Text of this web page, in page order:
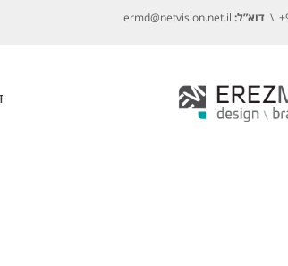
דוא”ל: ermd@netvision.net.il